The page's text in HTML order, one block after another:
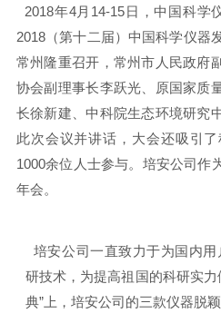
2018年4月14-15日，中国科
2018（第十二届）中国科学仪器
常州隆重召开，常州市人民政府
协会副理事长李跃光、原国家质
长徐新建、中科院生态环境研究
此次会议并讲话，大会还吸引
1000余位人士参与。培安公司作
年会。
培安公司一直致力于为国内用
研技术，为提高祖国的科研实力
典”上，培安公司的三款仪器脱